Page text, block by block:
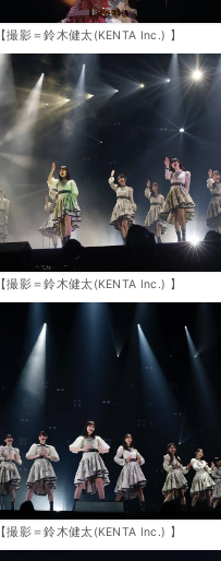
【撮影＝鈴木健太(KENTA Inc.) 】
【撮影＝鈴木健太(KENTA Inc.) 】
【撮影＝鈴木健太(KENTA Inc.) 】